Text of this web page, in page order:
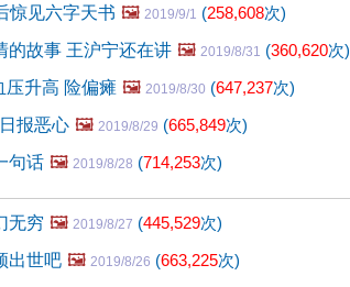
惊见六字天书 🖼️ 2019/9/1 (258,608次)
的故事 王沪宁还在讲 🖼️ 2019/8/31 (360,620次)
压升高 险偏瘫 🖼️ 2019/8/30 (647,237次)
报恶心 🖼️ 2019/8/29 (665,849次)
句话 🖼️ 2019/8/28 (714,253次)
无穷 🖼️ 2019/8/27 (445,529次)
出世吧 🖼️ 2019/8/26 (663,225次)